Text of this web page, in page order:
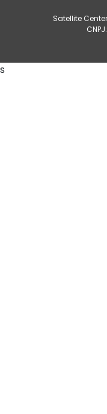
Satellite
s